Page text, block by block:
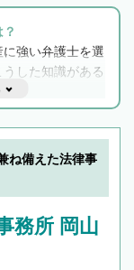
強い弁護士を選
した知識がある
進み、トラブル
で任せることが
からむ分野なの
際に電話や面談
マが合う方に依
ね備えた法律事
務所 岡山